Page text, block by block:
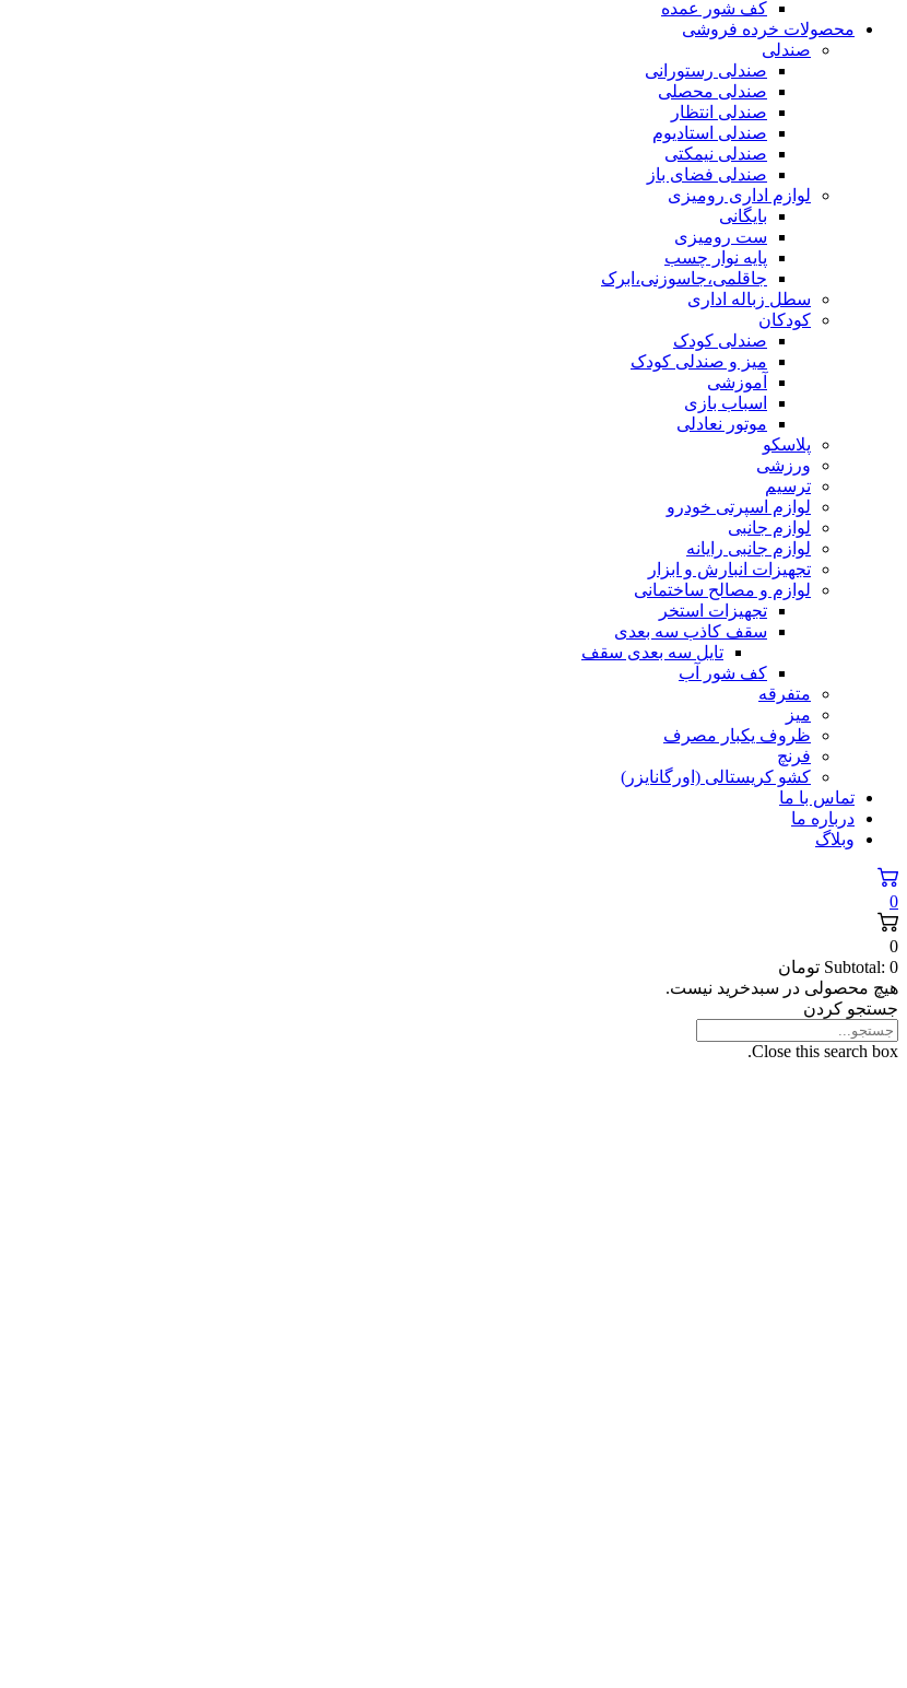
کف شور عمده
محصولات خرده فروشی
صندلی
صندلی رستورانی
صندلی محصلی
صندلی انتظار
صندلی استادیوم
صندلی نیمکتی
صندلی فضای باز
لوازم اداری رومیزی
بایگانی
ست رومیزی
پایه نوار چسب
جاقلمی،جاسوزنی،ابرک
سطل زباله اداری
کودکان
صندلی کودک
میز و صندلی کودک
آموزشی
اسباب بازی
موتور نعادلی
پلاسکو
ورزشی
ترسیم
لوازم اسپرتی خودرو
لوازم جانبی
لوازم جانبی رایانه
تجهیزات انبارش و ابزار
لوازم و مصالح ساختمانی
تجهیزات استخر
سقف کاذب سه بعدی
تایل سه بعدی سقف
کف شور آب
متفرقه
میز
ظروف یکبار مصرف
فرنچ
کشو کریستالی (اورگانایزر)
تماس با ما
درباره ما
وبلاگ
0
0
Subtotal: 0
تومان
هیچ محصولی در سبدخرید نیست.
جستجو کردن
Close this search box.